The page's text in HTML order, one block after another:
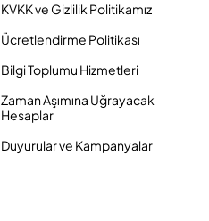
KVKK ve Gizlilik Politikamız
Ücretlendirme Politikası
Bilgi Toplumu Hizmetleri
Zaman Aşımına Uğrayacak
Hesaplar
Duyurular ve Kampanyalar